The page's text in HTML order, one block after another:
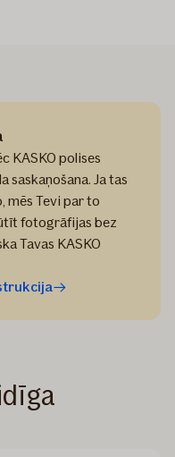
KASKO polises
saskaņošana. Ja tas
mēs Tevi par to
fotogrāfijas bez
Tavas KASKO